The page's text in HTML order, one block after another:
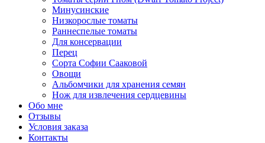
Минусинские
Низкорослые томаты
Раннеспелые томаты
Для консервации
Перец
Сорта Софии Сааковой
Овощи
Альбомчики для хранения семян
Нож для извлечения сердцевины
Обо мне
Отзывы
Условия заказа
Контакты